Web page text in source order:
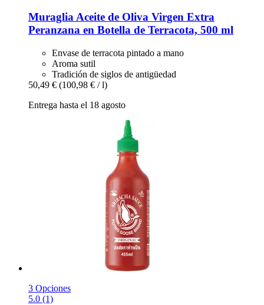
MuragliaAceite de Oliva Virgen Extra
Peranzana en Botella de Terracota, 500 ml
Envase de terracota pintado a mano
Aroma sutil
Tradición de siglos de antigüedad
50,49 € (100,98 € / l)
Entrega hasta el 18 agosto
3 Opciones
5.0 (1)